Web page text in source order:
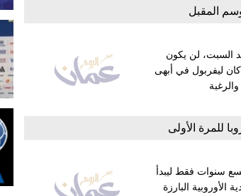
المقبل
السبت، لن يكون
ليفربول في أبهى
للمرة الأولى
سنوات فقط ليبدأ
البارزة